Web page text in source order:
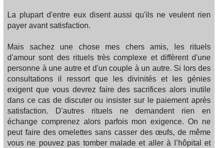
La plupart d'entre eux disent aussi qu'ils ne veulent rien
payer avant satisfaction.
Mais sachez une chose mes chers amis, les rituels
d'amour sont des rituels très complexe et diffèrent d'une
personne à une autre et d'un couple à un autre. Si lors des
consultations il ressort que les divinités et les génies
exigent que vous devrez faire des sacrifices alors inutile
dans ce cas de discuter ou insister sur le paiement après
satisfaction. D'autres rituels ne demandent rien en
échange comprenez alors parfois mon exigence. On ne
peut faire des omelettes sans casser des œufs, de même
vous ne pouvez pas tomber malade et aller à l’hôpital et